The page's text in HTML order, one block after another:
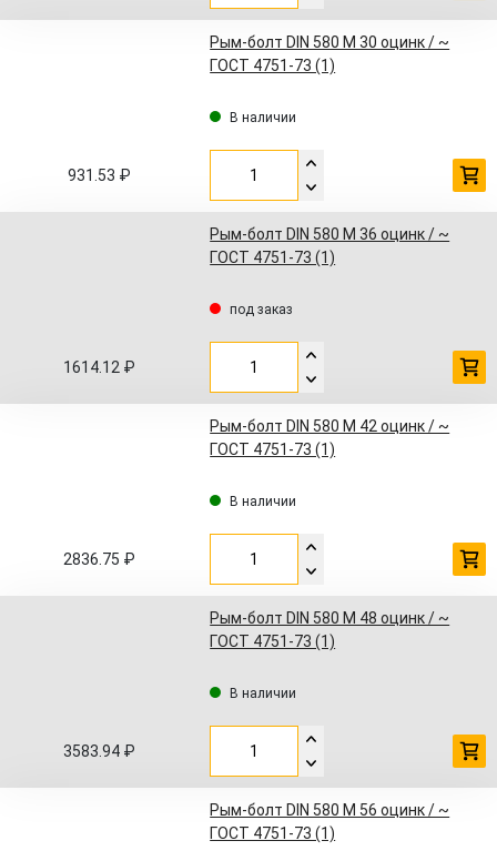
Рым-болт DIN 580 M 30 оцинк / ~
ГОСТ 4751-73 (1)
В наличии
931.53 ₽
Рым-болт DIN 580 M 36 оцинк / ~
ГОСТ 4751-73 (1)
под заказ
1614.12 ₽
Рым-болт DIN 580 M 42 оцинк / ~
ГОСТ 4751-73 (1)
В наличии
2836.75 ₽
Рым-болт DIN 580 M 48 оцинк / ~
ГОСТ 4751-73 (1)
В наличии
3583.94 ₽
Рым-болт DIN 580 M 56 оцинк / ~
ГОСТ 4751-73 (1)